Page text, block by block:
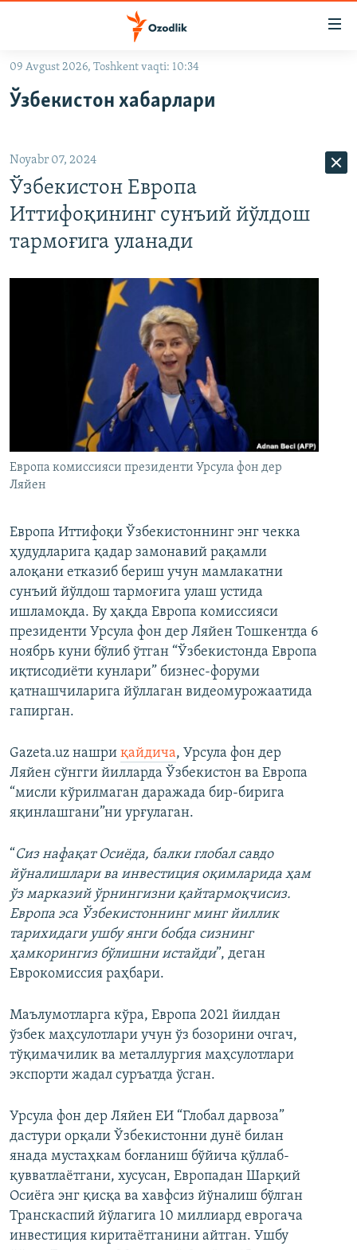
Асосий
Қидиришга
ўтинг
OZODLIK SURISHTIRUVLARI
На русском
ИЖТИМОИЙ ТАРМОҚЛАР
Озодлик бошқа тилларда
09 Avgust 2026, Toshkent vaqti: 10:34
Ўзбекистон хабарлари
Noyabr 07, 2024
Ўзбекистон Европа
Иттифоқининг сунъий йўлдош
тармоғига уланади
Европа комиссияси президенти Урсула фон дер
Ляйен
Европа Иттифоқи Ўзбекистоннинг энг чекка
ҳудудларига қадар замонавий рақамли
алоқани етказиб бериш учун мамлакатни
сунъий йўлдош тармоғига улаш устида
ишламоқда. Бу ҳақда Европа комиссияси
президенти Урсула фон дер Ляйен Тошкентда 6
ноябрь куни бўлиб ўтган “Ўзбекистонда Европа
иқтисодиёти кунлари” бизнес-форуми
қатнашчиларига йўллаган видеомурожаатида
гапирган.
Gazeta.uz нашри қайдича, Урсула фон дер
Ляйен сўнгги йилларда Ўзбекистон ва Европа
“мисли кўрилмаган даражада бир-бирига
яқинлашгани”ни урғулаган.
“Сиз нафақат Осиёда, балки глобал савдо
йўналишлари ва инвестиция оқимларида ҳам
ўз марказий ўрнингизни қайтармоқчисиз.
Европа эса Ўзбекистоннинг минг йиллик
тарихидаги ушбу янги бобда сизнинг
ҳамкорингиз бўлишни истайди”, деган
Еврокомиссия раҳбари.
Маълумотларга кўра, Европа 2021 йилдан
ўзбек маҳсулотлари учун ўз бозорини очгач,
тўқимачилик ва металлургия маҳсулотлари
экспорти жадал суръатда ўсган.
Урсула фон дер Ляйен ЕИ “Глобал дарвоза”
дастури орқали Ўзбекистонни дунё билан
янада мустаҳкам боғланиш бўйича қўллаб-
қувватлаётгани, хусусан, Европадан Шарқий
Осиёга энг қисқа ва хавфсиз йўналиш бўлган
Транскаспий йўлагига 10 миллиард еврогача
инвестиция киритаётганини айтган. Ушбу